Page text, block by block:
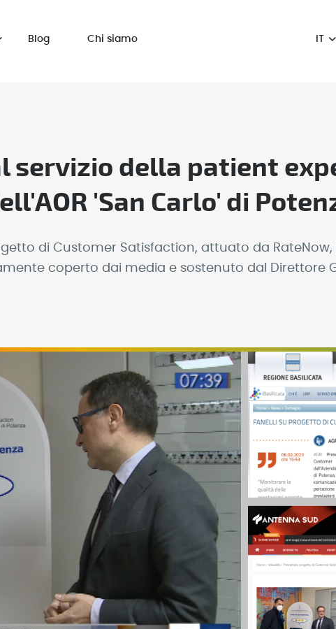
Blog Chi siamo
servizio della patient
'San Carlo' di
di Customer Satisfaction, attuato da
coperto dai media e sostenuto dal Direttore